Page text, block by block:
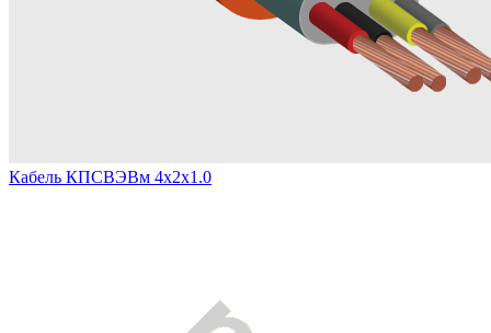
Кабель КПСВЭВм 4х2х1.0